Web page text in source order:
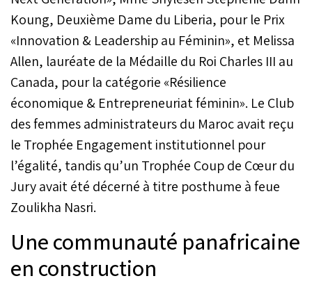
Koung, Deuxième Dame du Liberia, pour le Prix
«Innovation & Leadership au Féminin», et Melissa
Allen, lauréate de la Médaille du Roi Charles III au
Canada, pour la catégorie «Résilience
économique & Entrepreneuriat féminin». Le Club
des femmes administrateurs du Maroc avait reçu
le Trophée Engagement institutionnel pour
l’égalité, tandis qu’un Trophée Coup de Cœur du
Jury avait été décerné à titre posthume à feue
Zoulikha Nasri.
Une communauté panafricaine
en construction